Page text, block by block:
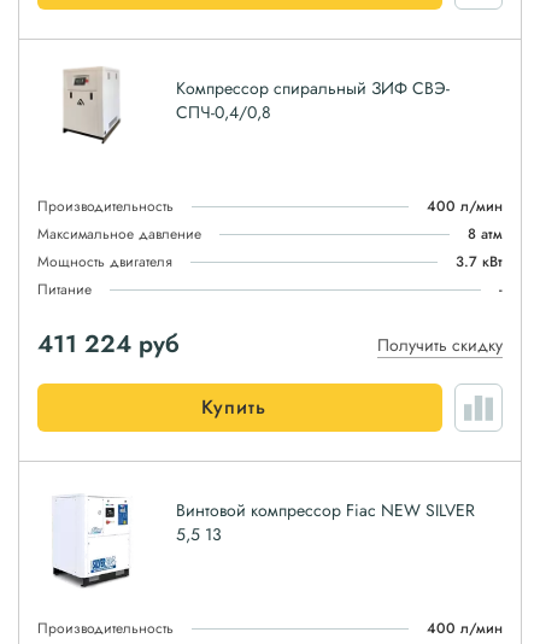
Компрессор спиральный ЗИФ СВЭ-
СПЧ-0,4/0,8
Производительность
400 л/мин
Максимальное давление
8 атм
Мощность двигателя
3.7 кВт
Питание
-
411 224 руб Получить скидку
Купить
Винтовой компрессор Fiac NEW SILVER
5,5 13
Производительность
400 л/мин